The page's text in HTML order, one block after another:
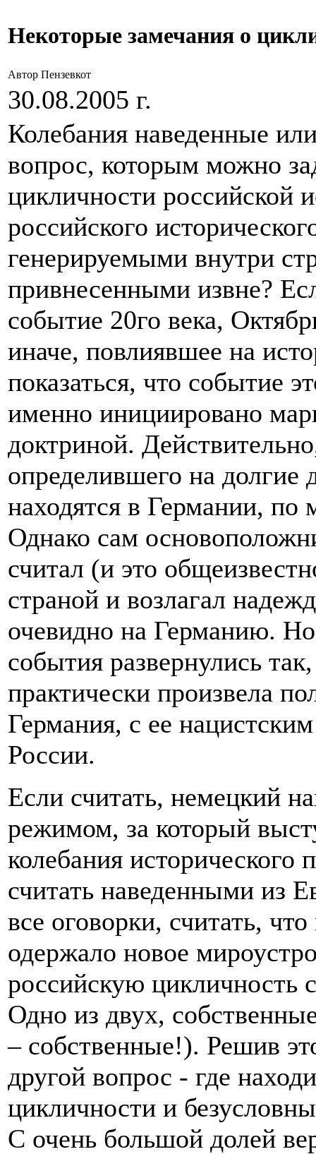
Некоторые замечания о
Автор Пензевкот
30.08.2005 г.
Колебания наведенные
вопрос, которым можно
цикличности российской
российского
генерируемыми внутри
привнесенными извне?
событие 20го века,
иначе, повлиявшее на
показаться, что событие
именно инициировано
доктриной.
определившего на долгие
находятся в Германии,
Однако сам
считал (и это
страной и возлагал
очевидно на Германию. Но
события развернулись
практически произвела
Германия, с ее
России.
Если считать, немецкий
режимом, за который
колебания
считать наведенными из
все оговорки, считать,
одержало новое
российскую цикличность
Одно из двух,
– собственные!). Решив
другой вопрос - где
цикличности и
С очень большой долей